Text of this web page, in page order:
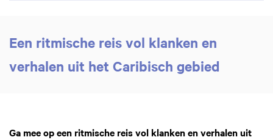
Een ritmische reis vol klanken en
verhalen uit het Caribisch gebied
Ga mee op een ritmische reis vol klanken en verhalen uit